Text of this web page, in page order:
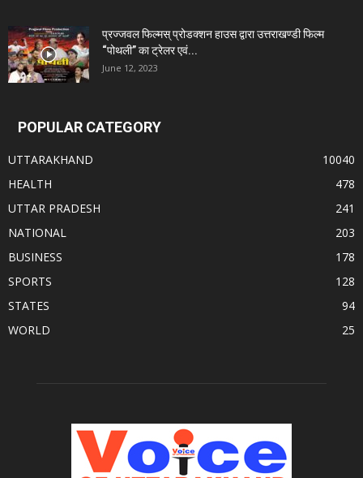
प्रज्जवल फिल्मस् प्रोडक्शन हाउस द्वारा उत्तराखण्डी फिल्म
“पोथली” का ट्रेलर एवं...
June 12, 2023
POPULAR CATEGORY
UTTARAKHAND
10040
HEALTH
478
UTTAR PRADESH
241
NATIONAL
203
BUSINESS
178
SPORTS
128
STATES
94
WORLD
25